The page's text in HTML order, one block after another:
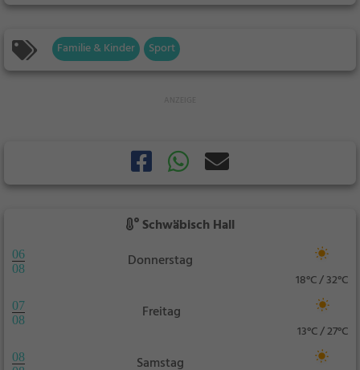
Familie & Kinder Sport
Schwäbisch Hall
06
08
Donnerstag
18°C / 32°C
07
08
Freitag
13°C / 27°C
08
Samstag